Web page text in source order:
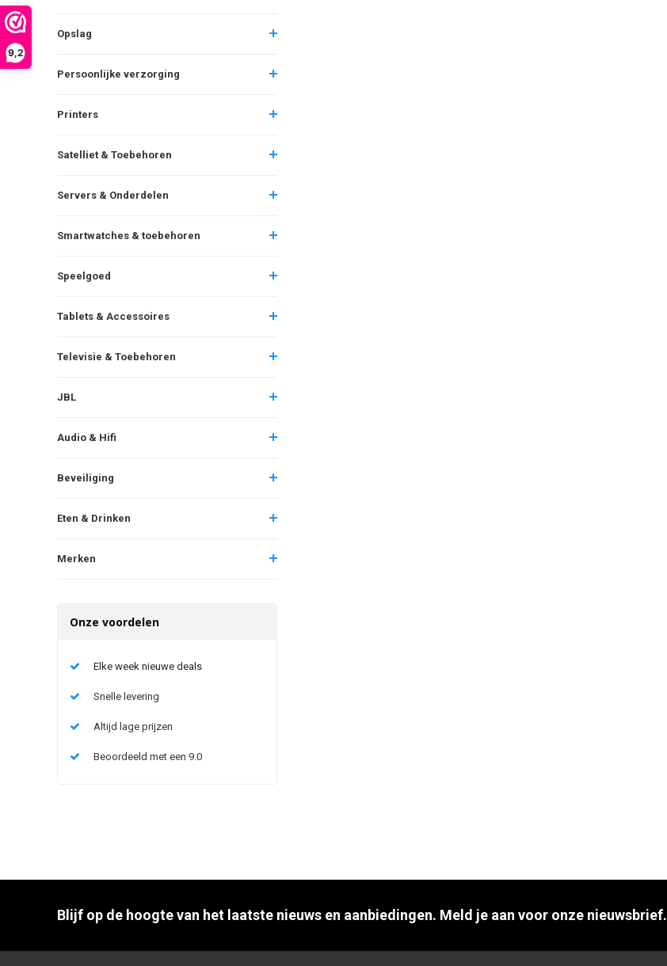
9,2
Opslag
Persoonlijke verzorging
Printers
Satelliet & Toebehoren
Servers & Onderdelen
Smartwatches & toebehoren
Speelgoed
Tablets & Accessoires
Televisie & Toebehoren
JBL
Audio & Hifi
Beveiliging
Eten & Drinken
Merken
Onze voordelen
Elke week nieuwe deals
Snelle levering
Altijd lage prijzen
Beoordeeld met een 9.0
Blijf op de hoogte van het laatste nieuws en aanbiedingen. Meld je aan voor onze nieuwsbrief.